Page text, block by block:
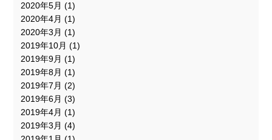
2020年5月 (1)
2020年4月 (1)
2020年3月 (1)
2019年10月 (1)
2019年9月 (1)
2019年8月 (1)
2019年7月 (2)
2019年6月 (3)
2019年4月 (1)
2019年3月 (4)